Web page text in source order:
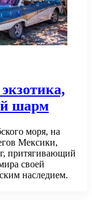
шарм
моря, на
Мексики,
притягивающий
своей
наследием.